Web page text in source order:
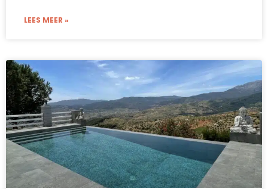
LEES MEER »